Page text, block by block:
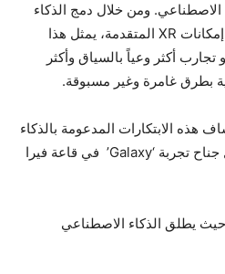
الاصطناعي. ومن خلال دمج الذكاء
الاصطناعي متعدد الأنماط مع إمكانات XR المتقدمة، يمثل هذا
أكثر وعياً بالسياق وأكثر
بطرق غامرة وغير مسبوقة.
هذه الابتكارات المدعومة بالذكاء
الاصطناعي عن قرب من خلال جناح تجربة ‘Galaxy’ في قاعة فيرا
يطلق الذكاء الاصطناعي